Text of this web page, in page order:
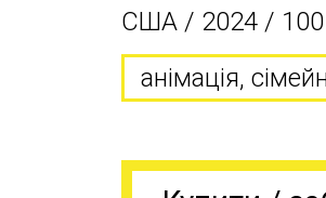
США / 2024 / 100
анімація,